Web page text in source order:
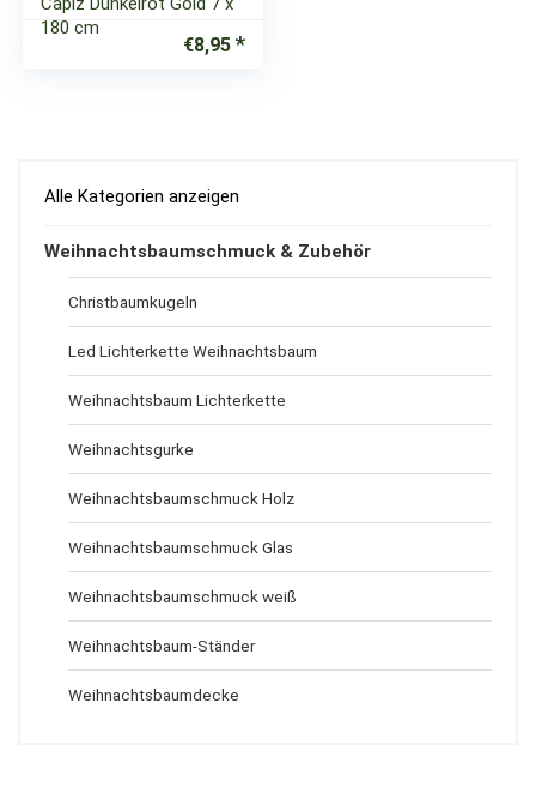
180 cm
€8,95
Alle Kategorien anzeigen
Weihnachtsbaumschmuck & Zubehör
Christbaumkugeln
Led Lichterkette Weihnachtsbaum
Weihnachtsbaum Lichterkette
Weihnachtsgurke
Weihnachtsbaumschmuck Holz
Weihnachtsbaumschmuck Glas
Weihnachtsbaumschmuck weiß
Weihnachtsbaum-Ständer
Weihnachtsbaumdecke